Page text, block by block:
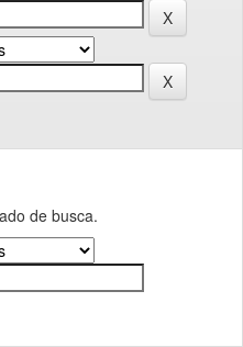
de busca.